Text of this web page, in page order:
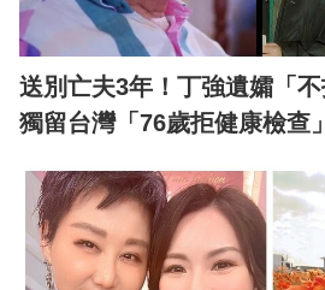
送別亡夫3年！丁強遺孀「
獨留台灣「76歲拒健康檢查